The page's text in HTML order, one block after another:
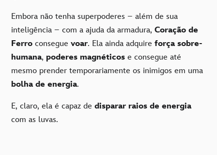
Embora não tenha superpoderes – além de sua
inteligência – com a ajuda da armadura, Coração de
Ferro consegue voar. Ela ainda adquire força sobre-
humana, poderes magnéticos e consegue até
mesmo prender temporariamente os inimigos em uma
bolha de energia.
E, claro, ela é capaz de disparar raios de energia
com as luvas.